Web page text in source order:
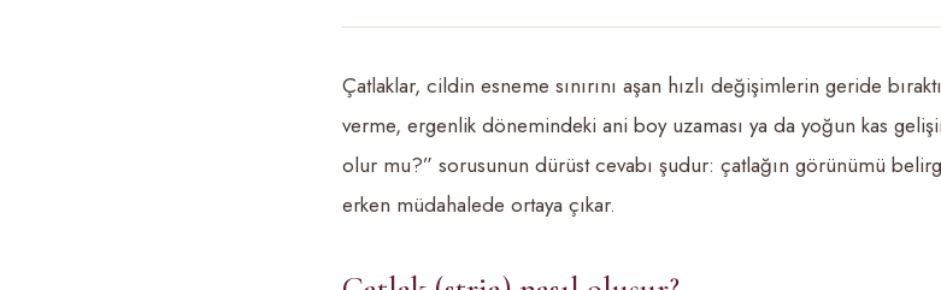
Çatlaklar, cildin esneme sınırını aşan hızlı değişimlerin geride
verme, ergenlik dönemindeki ani boy uzaması ya da yoğun kas
olur mu?” sorusunun dürüst cevabı şudur: çatlağın görünümü
erken müdahalede ortaya çıkar.